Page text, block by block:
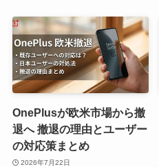
OnePlusが欧米市場から撤
退へ 撤退の理由とユーザー
の対応策まとめ
2026年7月22日